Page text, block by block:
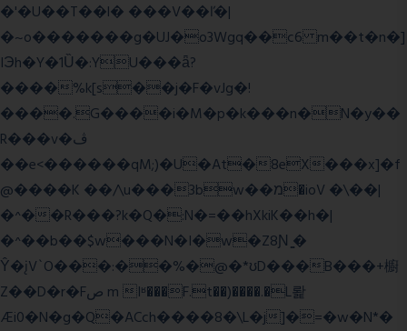
�'�U��T��l� ���V��ľ�|
�~o�������g�UJ�o3Wgq��c6 m��t�n�]
IЭh�Y�1Ȕ�:YU���ǟ?
����%k[s��j�F�vJg�!
����.G����i�M�p�k���n�N�y��
R���v�ڤ
��e<������qM;)�U�At�8eX���x]�f
@����K ��/\u���3bw��מ�ioV �\��|
�^��R���?k�Q�:N�=��hXkiK��h�|
�^��b��$w���N�I�w�Z8Ɲ ͚�
Ŷ�įV`O���:��%�@�*ʊD���B���+櫥
Z��D�r�Fص m Iʶ���F.t��)����.�L뢅
Æi0�N�g�Q�ACch����8�\L�j]�=�w�N*�